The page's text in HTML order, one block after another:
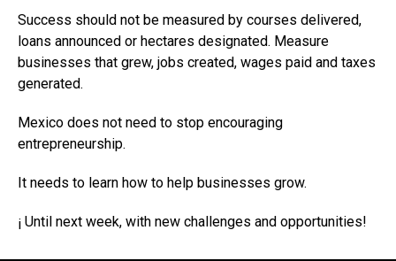
Success should not be measured by courses delivered,
loans announced or hectares designated. Measure
businesses that grew, jobs created, wages paid and taxes
generated.
Mexico does not need to stop encouraging
entrepreneurship.
It needs to learn how to help businesses grow.
¡ Until next week, with new challenges and opportunities!